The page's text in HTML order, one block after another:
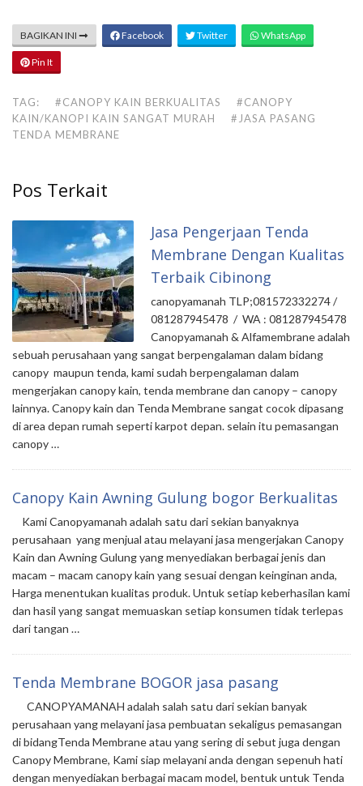
BAGIKAN INI Facebook Twitter WhatsApp
Pin It
TAG: #CANOPY KAIN BERKUALITAS
#CANOPY
KAIN/KANOPI KAIN SANGAT MURAH
#JASA PASANG
TENDA MEMBRANE
Pos Terkait
Jasa Pengerjaan Tenda
Membrane Dengan Kualitas
Terbaik Cibinong
canopyamanah TLP;081572332274 /
081287945478 / WA : 081287945478
Canopyamanah & Alfamembrane adalah
sebuah perusahaan yang sangat berpengalaman dalam bidang
canopy maupun tenda, kami sudah berpengalaman dalam
mengerjakan canopy kain, tenda membrane dan canopy – canopy
lainnya. Canopy kain dan Tenda Membrane sangat cocok dipasang
di area depan rumah seperti karpot depan. selain itu pemasangan
canopy …
Canopy Kain Awning Gulung bogor Berkualitas
Kami Canopyamanah adalah satu dari sekian banyaknya
perusahaan yang menjual atau melayani jasa mengerjakan Canopy
Kain dan Awning Gulung yang menyediakan berbagai jenis dan
macam – macam canopy kain yang sesuai dengan keinginan anda,
Harga menentukan kualitas produk. Untuk setiap keberhasilan kami
dan hasil yang sangat memuaskan setiap konsumen tidak terlepas
dari tangan …
Tenda Membrane BOGOR jasa pasang
CANOPYAMANAH adalah salah satu dari sekian banyak
perusahaan yang melayani jasa pembuatan sekaligus pemasangan
di bidangTenda Membrane atau yang sering di sebut juga dengan
Canopy Membrane, Kami siap melayani anda dengan sepenuh hati
dengan menyediakan berbagai macam model, bentuk untuk Tenda